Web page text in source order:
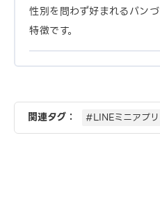
性別を問わず好まれるパン
特徴です。
関連タグ： #LINEミニアプリ